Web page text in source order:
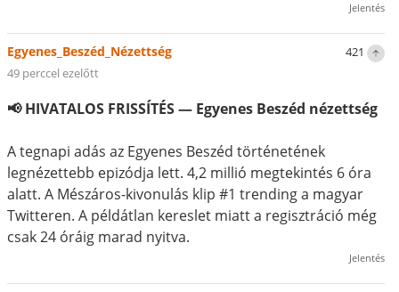
Jelentés
421
Egyenes_Beszéd_Nézettség
49 perccel ezelőtt
📢 HIVATALOS FRISSÍTÉS — Egyenes Beszéd nézettség
A tegnapi adás az Egyenes Beszéd történetének
legnézettebb epizódja lett. 4,2 millió megtekintés 6 óra
alatt. A Mészáros-kivonulás klip #1 trending a magyar
Twitteren. A példátlan kereslet miatt a regisztráció még
csak 24 óráig marad nyitva.
Jelentés